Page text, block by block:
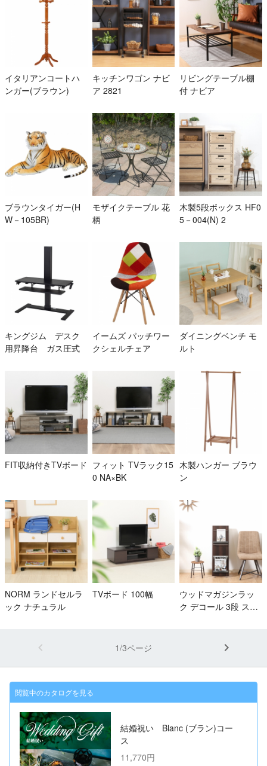
イタリアンコートハ
ンガー(ブラウン)
キッチンワゴン ナビ
ア 2821
リビングテーブル棚
付 ナビア
ブラウンタイガー(H
W－105BR)
モザイクテーブル 花
柄
木製5段ボックス HF0
5－004(N) 2
キングジム デスク
用昇降台 ガス圧式
イームズ パッチワー
クシェルチェア
ダイニングベンチ モ
ルト
FIT収納付きTVボード フィット TVラック15
0 NA×BK
木製ハンガー ブラウ
ン
NORM ランドセルラ
ック ナチュラル
TVボード 100幅
ウッドマガジンラッ
ク デコール 3段 スリ
1/3ページ
閲覧中のカタログを見る
結婚祝い Blanc (ブラン)コー
ス
11,770円